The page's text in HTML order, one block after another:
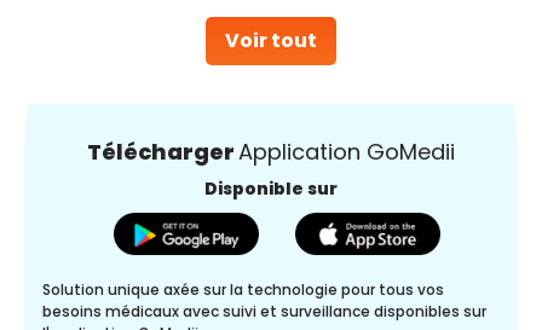
Voir tout
TéléchargerApplication GoMedii
Disponible sur
Solution unique axée sur la technologie pour tous vos
besoins médicaux avec suivi et surveillance disponibles sur